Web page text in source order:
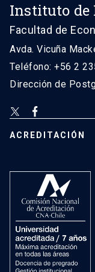
Instituto de
Facultad de
Avda. Vicuña
Teléfono: +56 2
Dirección de
ACREDITACIÓN